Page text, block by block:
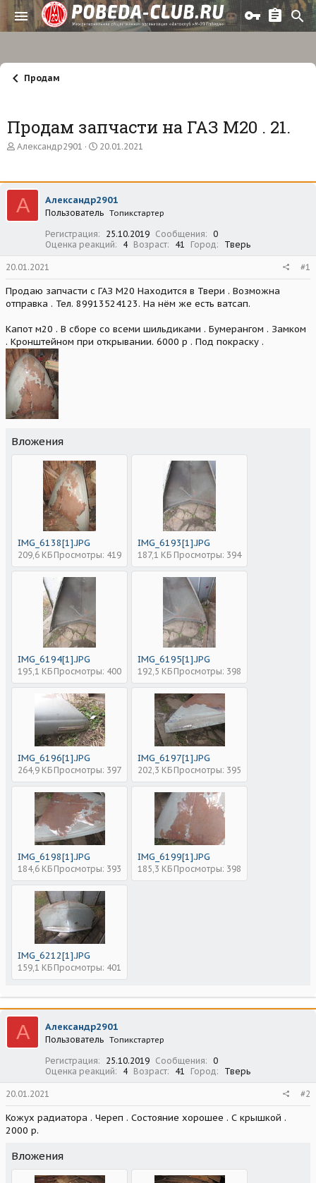
Продам
Продам запчасти на ГАЗ М20 . 21.
А
о
р
т
е
Александр2901
Д
а
а
ч
л
а
20.01.2021
А Александр2901
Пользователь Топикстартер
Регистрация 25.10.2019 Сообщения
0
Оценка реакций
4 Возраст 41 Город Тверь
20.01.2021 #1
Продаю запчасти с ГАЗ М20 Находится в Твери . Возможна
отправка . Тел. 89913524123. На нём же есть ватсап.
Капот м20 . В сборе со всеми шильдиками . Бумерангом . Замком
. Кронштейном при открывании. 6000 р . Под покраску .
Вложения
IMG_6138[1].JPG
209,6 КБ Просмотры: 419
IMG_6193[1].JPG
187,1 КБ Просмотры: 394
IMG_6194[1].JPG
195,1 КБ Просмотры: 400
IMG_6195[1].JPG
192,5 КБ Просмотры: 398
IMG_6196[1].JPG
264,9 КБ Просмотры: 397
IMG_6197[1].JPG
202,3 КБ Просмотры: 395
IMG_6198[1].JPG
184,6 КБ Просмотры: 393
IMG_6199[1].JPG
185,3 КБ Просмотры: 398
IMG_6212[1].JPG
159,1 КБ Просмотры: 401
А Александр2901
Пользователь Топикстартер
Регистрация 25.10.2019 Сообщения
0
Оценка реакций
4 Возраст 41 Город Тверь
20.01.2021 #2
Кожух радиатора . Череп . Состояние хорошее . С крышкой .
2000 р.
Вложения